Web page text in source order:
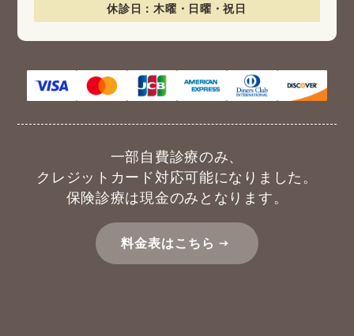
休診日：木曜・日曜・祝日
一部自費診療のみ、
クレジットカード対応可能になりました。
保険診療は現金のみとなります。
料金表はこちら